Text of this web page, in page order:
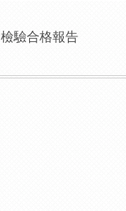
檢驗合格報告